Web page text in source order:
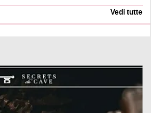
Vedi tutte